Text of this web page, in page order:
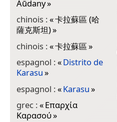
Aūdany»
chinois :«卡拉蘇區 (哈
薩克斯坦)»
chinois :«卡拉蘇區»
espagnol :«Distrito de
Karasu»
espagnol :«Karasu»
grec :«Επαρχία
Καρασού»